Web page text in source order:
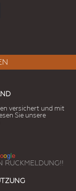
versichert und mit
Sie unsere
oog e
RUCKMELDUNG!!